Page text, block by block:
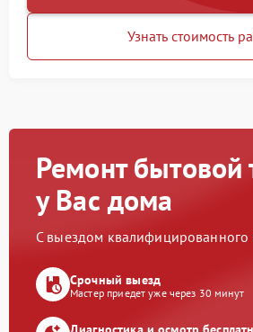
Узнать стоимость
Ремонт бытовой
у Вас дома
С выездом квалифицированного
Срочный выезд
Мастер приедет уже через 30 минут